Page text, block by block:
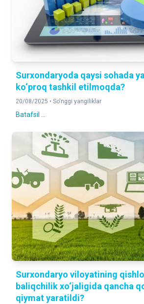
Surxondaryoda qaysi sohada
ko‘proq tashkil etilmoqda?
20/08/2025 • So'nggi yangiliklar
Batafsil ...
Surxondaryo viloyatining
baliqchilik xo‘jaligida qancha
qiymat yaratildi?